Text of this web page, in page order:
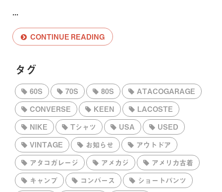
...
CONTINUE READING
タグ
60S 70S 80S
ATACOGARAGE
CONVERSE
KEEN
LACOSTE
NIKE
Tシャツ USA
USED
VINTAGE
お知らせ
アウトドア
アタコガレージ
アメカジ
アメリカ古着
キャンプ
コンバース
ショートパンツ